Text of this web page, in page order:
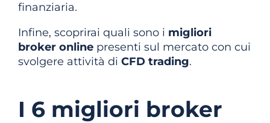
finanziaria.
Infine, scoprirai quali sono i migliori
broker online presenti sul mercato con cui
svolgere attività di CFD trading.
I 6 migliori broker